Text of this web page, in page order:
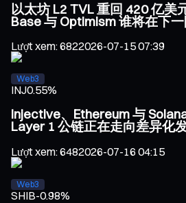
以太坊 L2 TVL 重回 420 亿美
Base 与 Optimism 谁将在下
Lượt xem:6822026-07-15 07:39
Web3
INJ0.55%
Injective、Ethereum 与
Layer 1 公链正在走向差异化
Lượt xem:6482026-07-16 04:15
Web3
SHIB-0.98%